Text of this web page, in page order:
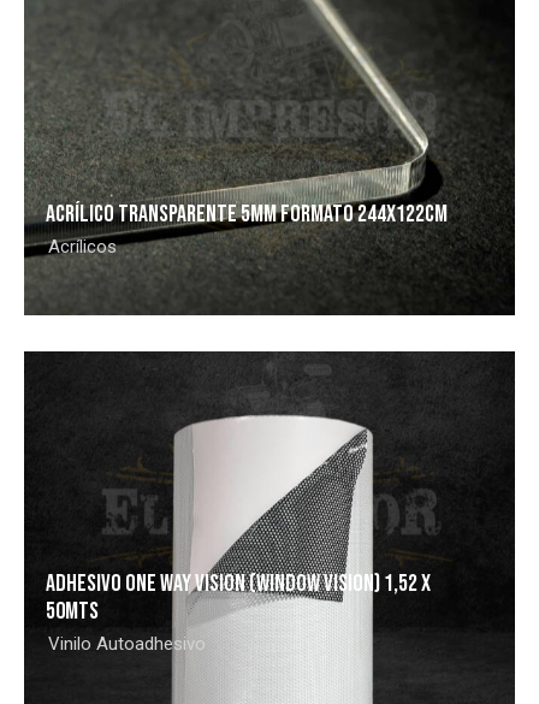
ACRÍLICO TRANSPARENTE 5MM FORMATO 244X122CM
Acrílicos
ADHESIVO ONE WAY VISION (WINDOW VISION) 1,52 x
50MTS
Vinilo Autoadhesivo